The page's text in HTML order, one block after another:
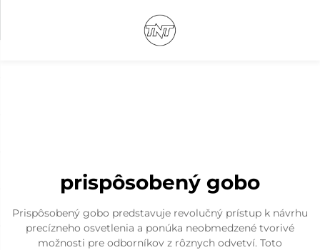
prispôsobený gobo
Prispôsobený gobo predstavuje revolučný prístup k návrhu
precízneho osvetlenia a ponúka neobmedzené tvorivé
možnosti pre odborníkov z rôznych odvetví. Toto